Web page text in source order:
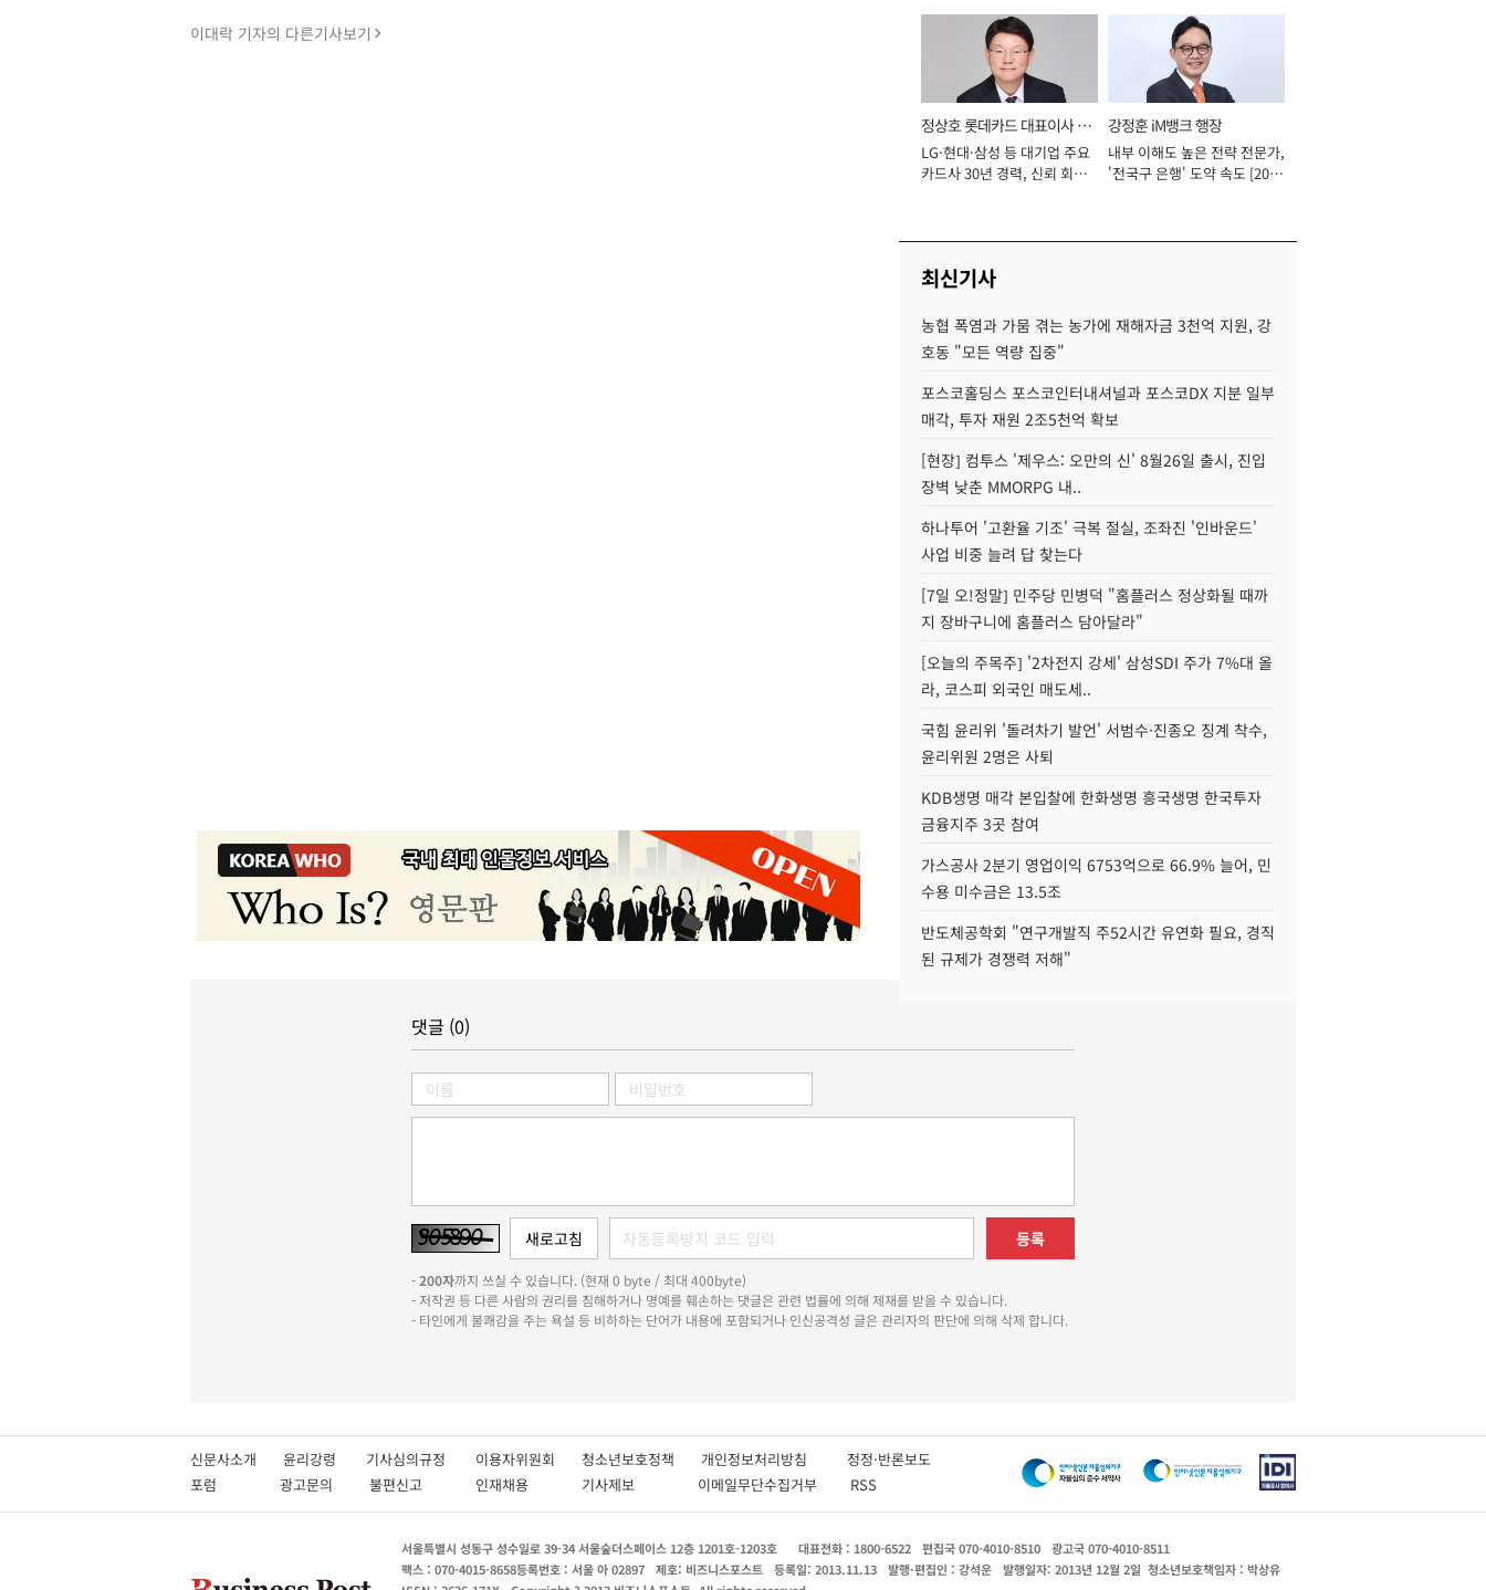
이대락 기자의 다른기사보기
정상호 롯데카드 대표이사 사
장
LG·현대·삼성 등 대기업 주요
카드사 30년 경력, 신뢰 회복
강정훈 iM뱅크 행장
내부 이해도 높은 전략 전문가,
'전국구 은행' 도약 속도 [2026
최신기사
농협 폭염과 가뭄 겪는 농가에 재해자금 3천억 지원, 강
호동 "모든 역량 집중"
포스코홀딩스 포스코인터내셔널과 포스코DX 지분 일부
매각, 투자 재원 2조5천억 확보
[현장] 컴투스 '제우스: 오만의 신' 8월26일 출시, 진입
장벽 낮춘 MMORPG 내..
하나투어 '고환율 기조' 극복 절실, 조좌진 '인바운드'
사업 비중 늘려 답 찾는다
[7일 오!정말] 민주당 민병덕 "홈플러스 정상화될 때까
지 장바구니에 홈플러스 담아달라"
[오늘의 주목주] '2차전지 강세' 삼성SDI 주가 7%대 올
라, 코스피 외국인 매도세..
국힘 윤리위 '돌려차기 발언' 서범수·진종오 징계 착수,
윤리위원 2명은 사퇴
KDB생명 매각 본입찰에 한화생명 흥국생명 한국투자
금융지주 3곳 참여
가스공사 2분기 영업이익 6753억으로 66.9% 늘어, 민
수용 미수금은 13.5조
반도체공학회 "연구개발직 주52시간 유연화 필요, 경직
된 규제가 경쟁력 저해"
댓글 (0)
등록
-200자까지 쓰실 수 있습니다. (현재 0 byte / 최대 400byte)
- 저작권 등 다른 사람의 권리를 침해하거나 명예를 훼손하는 댓글은 관련 법률에 의해 제재를 받을 수 있습니다.
- 타인에게 불쾌감을 주는 욕설 등 비하하는 단어가 내용에 포함되거나 인신공격성 글은 관리자의 판단에 의해 삭제 합니다.
신문사소개 윤리강령 기사심의규정 이용자위원회 청소년보호정책 개인정보처리방침 정정·반론보도
포럼
광고문의 불편신고 인재채용 기사제보 이메일무단수집거부 RSS
서울특별시 성동구 성수일로 39-34 서울숲더스페이스 12층 1201호-1203호 대표전화 : 1800-6522 편집국 070-4010-8510
광고국 070-4010-8511
팩스 : 070-4015-8658등록번호 : 서울 아 02897 제호: 비즈니스포스트 등록일: 2013.11.13 발행·편집인 : 강석운 발행일자: 2013년 12월 2일 청소년보호책임자 : 박상유